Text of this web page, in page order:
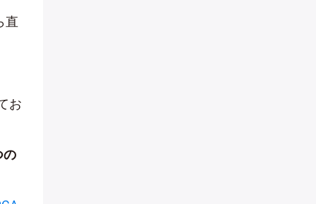
直
お
の